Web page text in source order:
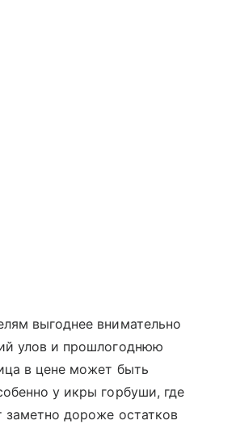
выгоднее внимательно
улов и прошлогоднюю
в цене может быть
у икры горбуши, где
заметно дороже остатков